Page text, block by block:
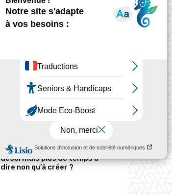
ANALYSE
Pourquoi les designers
parlent-ils si peu d’argent ?
Le designer passe-t-il
désormais plus de temps à
dire non qu’à créer ?